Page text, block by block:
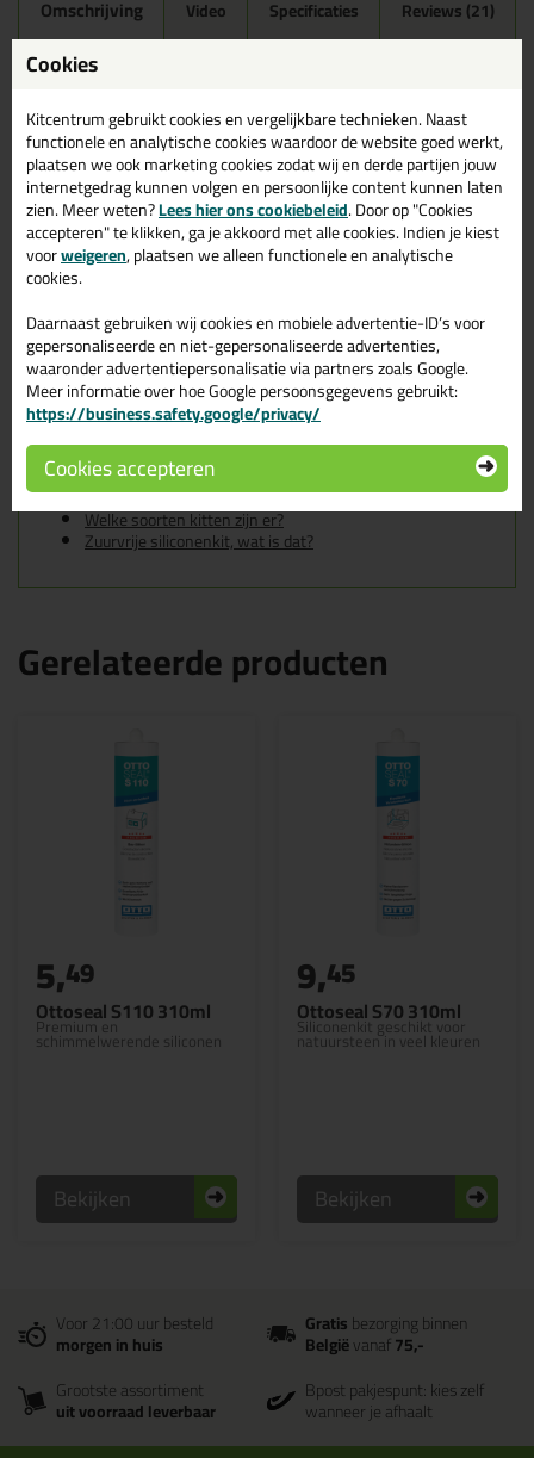
Omschrijving Video Specificaties Reviews (21)
Ottoseal S100 300ml in
Zandbeige C6672
Zoek je kit in een specifieke kleur? Gevonden! Deze sanitairkit
Ottoseal S100 300ml in de kleur Zandbeige C6672 is te gebruiken
voor verschillende toepassingen. Een duurzame en veelzijdige kit
welke makkelijk te verwerken is. Perfect als je een bijpassende
kleur zoekt met gegarandeerd een topresultaat. Bestel de
Ottoseal S100 300ml in kleur Zandbeige C6672 vandaag nog! Op
voorraad en op werkdagen besteld = morgen in huis.
Wil je meer weten over de toepassing en kenmerken van dit
product?Lees alles over dit product >
Tips & tricks voor Ottoseal S100
300ml
In de volgende blogs wordt dit product gebruikt:
De badkamer kitten? Lees hier hoe!
Welke Otto primer heb ik nodig?
Welke soorten kitten zijn er?
Zuurvrije siliconenkit, wat is dat?
Gerelateerde producten
Ottoseal S110 310ml
Premium en
schimmelwerende siliconen
5,49
Bekijken
Ottoseal S70 310ml
Siliconenkit geschikt voor
natuursteen in veel kleuren
9,45
Bekijken
Voor 21:00 uur besteld
morgen in huis
Gratisbezorging binnen
Belgiëvanaf75,-
Grootste assortiment
uit voorraad leverbaar
Bpost pakjespunt: kies zelf
wanneer je afhaalt
Cookies
Kitcentrum gebruikt cookies en vergelijkbare technieken. Naast
functionele en analytische cookies waardoor de website goed werkt,
plaatsen we ook marketing cookies zodat wij en derde partijen jouw
internetgedrag kunnen volgen en persoonlijke content kunnen laten
zien. Meer weten?Lees hier ons cookiebeleid. Door op "Cookies
accepteren" te klikken, ga je akkoord met alle cookies. Indien je kiest
voorweigeren, plaatsen we alleen functionele en analytische
cookies.
Daarnaast gebruiken wij cookies en mobiele advertentie-ID’s voor
gepersonaliseerde en niet-gepersonaliseerde advertenties,
waaronder advertentiepersonalisatie via partners zoals Google.
Meer informatie over hoe Google persoonsgegevens gebruikt:
https://business.safety.google/privacy/
Cookies accepteren